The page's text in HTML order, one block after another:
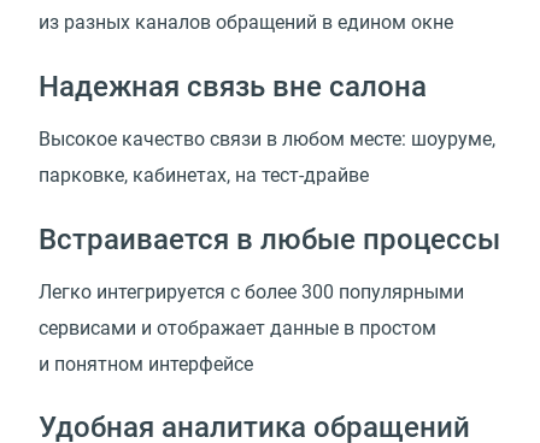
из разных каналов обращений в едином окне
Надежная связь вне салона
Высокое качество связи в любом месте: шоуруме,
парковке, кабинетах, на тест-драйве
Встраивается в любые процессы
Легко интегрируется с более 300 популярными
сервисами и отображает данные в простом
и понятном интерфейсе
Удобная аналитика обращений